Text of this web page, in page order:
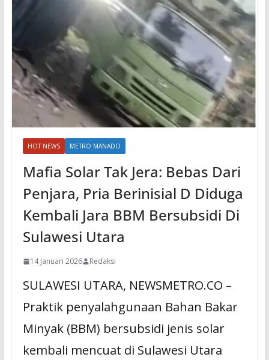
HOT NEWS METRO MANADO
Mafia Solar Tak Jera: Bebas Dari
Penjara, Pria Berinisial D Diduga
Kembali Jara BBM Bersubsidi Di
Sulawesi Utara
14 Januari 2026 Redaksi
SULAWESI UTARA, NEWSMETRO.CO –
Praktik penyalahgunaan Bahan Bakar
Minyak (BBM) bersubsidi jenis solar
kembali mencuat di Sulawesi Utara